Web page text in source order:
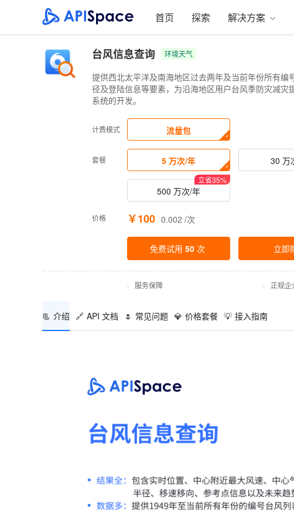
首页 探索 解决方案
台风信息查询 环境天气
提供西北太平洋及南海地区过去两年及当前年份所有
径及登陆信息等要素，为沿海地区用户台风季防灾减
系统的开发。
计费模式 流量包
套餐 5 万次/年 30 万
500 万次/年
立省35%
价格 ￥100 0.002 /次
免费试用 50 次 立即
· 服务保障 · 正规企
📃 介绍 🔗 API 文档 🌷 常见问题 💎 价格套餐 💡 接入指南